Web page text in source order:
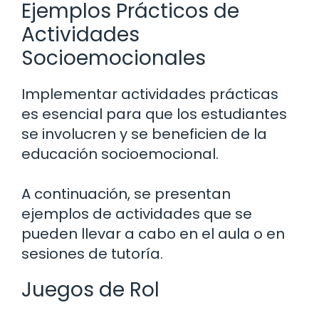
Ejemplos Prácticos de
Actividades
Socioemocionales
Implementar actividades prácticas
es esencial para que los estudiantes
se involucren y se beneficien de la
educación socioemocional.
A continuación, se presentan
ejemplos de actividades que se
pueden llevar a cabo en el aula o en
sesiones de tutoría.
Juegos de Rol